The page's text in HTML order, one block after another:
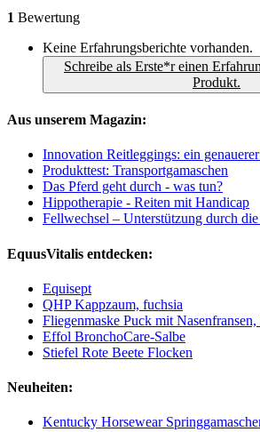
1 Bewertung
Keine Erfahrungsberichte vorhanden.
Schreibe als Erste*r einen
Produkt.
Aus unserem Magazin:
Innovation Reitleggings: ein
Produkttest: Transportgamaschen
Das Pferd geht durch - was tun?
Hippotherapie - Reiten mit Handicap
Fellwechsel – Unterstützung durch
EquusVitalis entdecken:
Equisept
QHP Kappzaum, fuchsia
Fliegenmaske Puck mit Nasenfransen,
Effol BronchoCare-Salbe
Stiefel Rote Beete Flocken
Neuheiten:
Kentucky Horsewear